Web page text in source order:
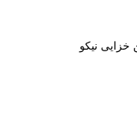
نیکو